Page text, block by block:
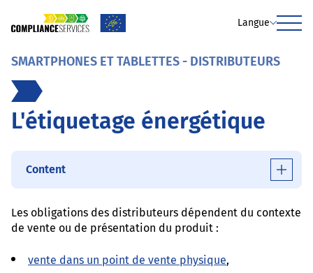
Langue
Menu
SMARTPHONES ET TABLETTES - DISTRIBUTEURS
L'étiquetage énergétique
Content
Les obligations des distributeurs dépendent du contexte
de vente ou de présentation du produit :
vente dans un point de vente physique,